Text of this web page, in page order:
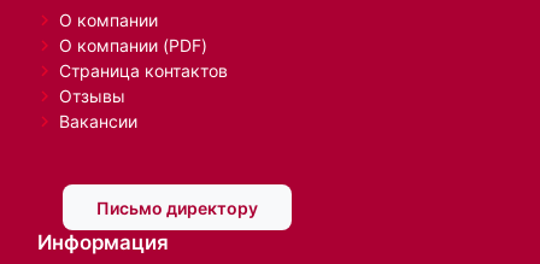
О компании
О компании (PDF)
Страница контактов
Отзывы
Вакансии
Письмо директору
Информация